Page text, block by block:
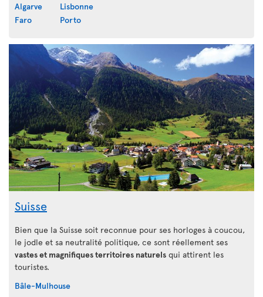
Algarve
Faro
Lisbonne
Porto
Suisse
Bien que la Suisse soit reconnue pour ses horloges à coucou,
le jodle et sa neutralité politique, ce sont réellement ses
vastes et magnifiques territoires naturels qui attirent les
touristes.
Bâle-Mulhouse